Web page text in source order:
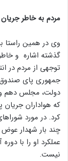
مردم به خاطر
وی در همین راستا
گذشته اشاره و
توجهی از مردم در
جمهوری پای
دولت، مجلس دهم
که هواداران جریان
کرد. در مورد
چند بار شهدار
عملکرد او را با
نیست.